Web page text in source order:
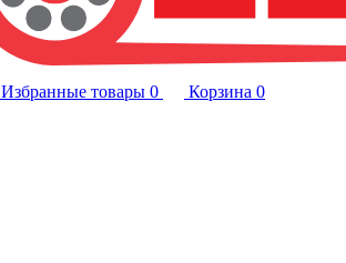
Избранные товары 0 Корзина 0